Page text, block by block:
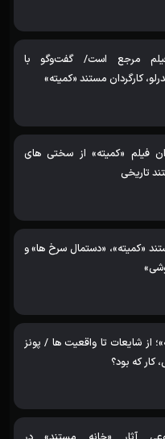
مرجع است/ گفت‌وگو با
کارگردان مستند «کمیته»
فیلم «کمیته» از سختی‌ های
تاریخی
«کمیته»، «دستمال سرخ ها» و
از شایعات تا واقعیت ها / پونز
کار که بود؟